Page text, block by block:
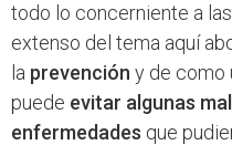
todo lo concerniente a
extenso del tema aquí
la prevención y de como
puede evitar algunas
enfermedades que